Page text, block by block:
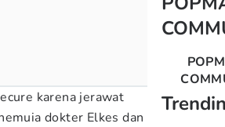
karena jerawat
dokter Elkes dan